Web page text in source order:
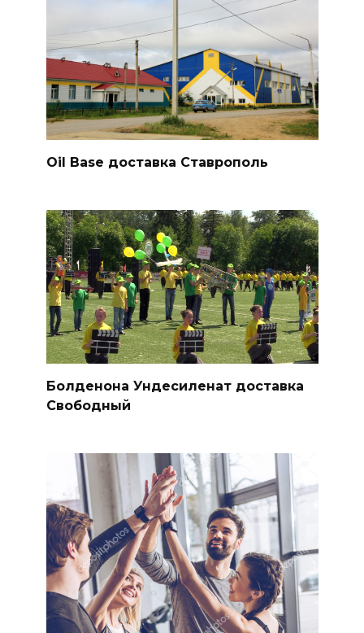
Oil Base доставка Ставрополь
Болденона Ундесиленат доставка
Свободный